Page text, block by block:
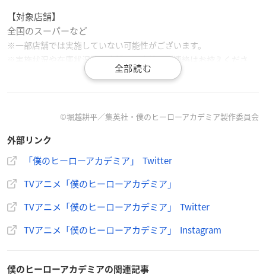
【対象店舗】
全国のスーパーなど
※一部店舗では実施していない可能性がございます。
※実施状況や在庫状況等の店舗への直接のご連絡はお控えくださ
定!
3月1日(火)から「弾けろ”個性”! ココロ解放キャンペーン」
対象商品の「がぶ飲み」を店頭にて3本購入で限定描きおこ
しクリアファイル（全5種）を1枚プレゼント!
aca_apic.twitter.com/bQPAcerxQ9
©堀越耕平／集英社・僕のヒーローアカデミア製作委員会
外部リンク
「僕のヒーローアカデミア」 Twitter
TVアニメ「僕のヒーローアカデミア」
TVアニメ「僕のヒーローアカデミア」 Twitter
TVアニメ「僕のヒーローアカデミア」 Instagram
僕のヒーローアカデミアの関連記事